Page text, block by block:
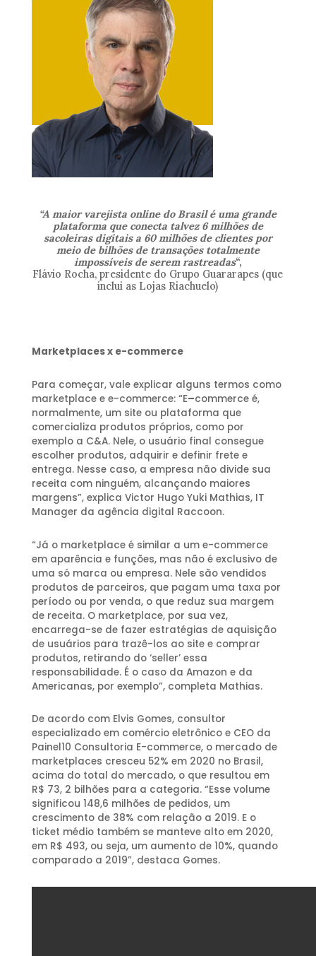
“A maior varejista online do Brasil é uma grande
plataforma que conecta talvez 6 milhões de
sacoleiras digitais a 60 milhões de clientes por
meio de bilhões de transações totalmente
impossíveis de serem rastreadas“,
Flávio Rocha, presidente do Grupo Guararapes (que
inclui as Lojas Riachuelo)
Marketplaces x e-commerce
Para começar, vale explicar alguns termos como
marketplace e e-commerce: “E–commerce é,
normalmente, um site ou plataforma que
comercializa produtos próprios, como por
exemplo a C&A. Nele, o usuário final consegue
escolher produtos, adquirir e definir frete e
entrega. Nesse caso, a empresa não divide sua
receita com ninguém, alcançando maiores
margens”, explica Victor Hugo Yuki Mathias, IT
Manager da agência digital Raccoon.
“Já o marketplace é similar a um e-commerce
em aparência e funções, mas não é exclusivo de
uma só marca ou empresa. Nele são vendidos
produtos de parceiros, que pagam uma taxa por
período ou por venda, o que reduz sua margem
de receita. O marketplace, por sua vez,
encarrega-se de fazer estratégias de aquisição
de usuários para trazê-los ao site e comprar
produtos, retirando do ‘seller’ essa
responsabilidade. É o caso da Amazon e da
Americanas, por exemplo”, completa Mathias.
De acordo com Elvis Gomes, consultor
especializado em comércio eletrônico e CEO da
Painel10 Consultoria E-commerce, o mercado de
marketplaces cresceu 52% em 2020 no Brasil,
acima do total do mercado, o que resultou em
R$ 73, 2 bilhões para a categoria. “Esse volume
significou 148,6 milhões de pedidos, um
crescimento de 38% com relação a 2019. E o
ticket médio também se manteve alto em 2020,
em R$ 493, ou seja, um aumento de 10%, quando
comparado a 2019”, destaca Gomes.